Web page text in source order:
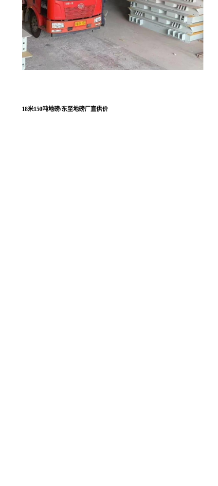
18米150吨地磅/东至地磅厂直供价